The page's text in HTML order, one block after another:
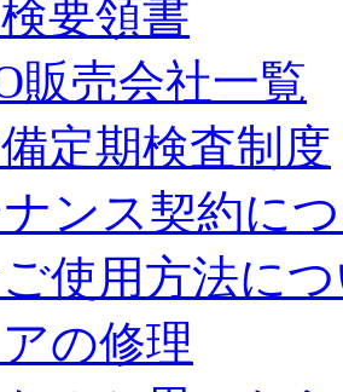
要領書
販売会社一覧
定期検査制度
ンス契約に
使用方法に
の修理